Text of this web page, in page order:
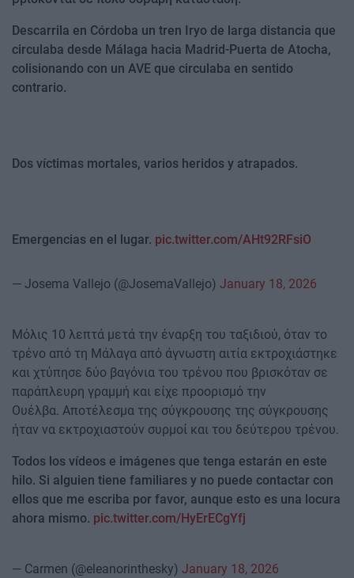
Descarrila en Córdoba un tren Iryo de larga distancia que
circulaba desde Málaga hacia Madrid-Puerta de Atocha,
colisionando con un AVE que circulaba en sentido
contrario.
Dos víctimas mortales, varios heridos y atrapados.
Emergencias en el lugar. pic.twitter.com/AHt92RFsiO
— Josema Vallejo (@JosemaVallejo) January 18, 2026
Μόλις 10 λεπτά μετά την έναρξη του ταξιδιού, όταν το
τρένο από τη Μάλαγα από άγνωστη αιτία εκτροχιάστηκε
και χτύπησε δύο βαγόνια του τρένου που βρισκόταν σε
παράπλευρη γραμμή και είχε προορισμό την
Ουέλβα. Αποτέλεσμα της σύγκρουσης της σύγκρουσης
ήταν να εκτροχιαστούν συρμοί και του δεύτερου τρένου.
Todos los vídeos e imágenes que tenga estarán en este
hilo. Si alguien tiene familiares y no puede contactar con
ellos que me escriba por favor, aunque esto es una locura
ahora mismo. pic.twitter.com/HyErECgYfj
— Carmen (@eleanorinthesky) January 18, 2026